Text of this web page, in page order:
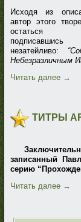
Исходя из
автор этого
остаться
незатейливо:
Небезразличным
Читать далее →
ТИТРЫ
записанный
серию
Читать далее →